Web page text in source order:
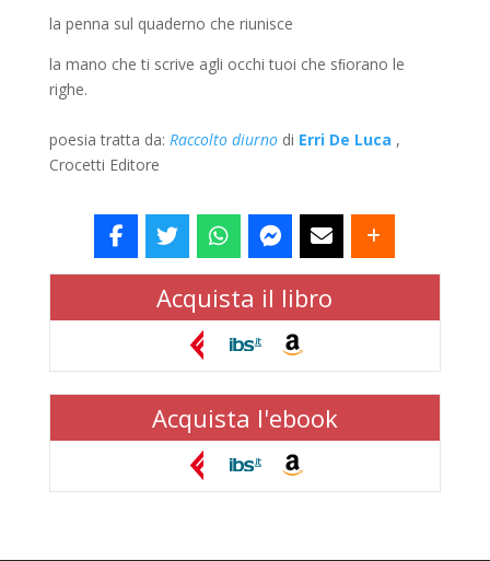
la penna sul quaderno che riunisce
la mano che ti scrive agli occhi tuoi che sﬁorano le
righe.
poesia tratta da: Raccolto diurnodi Erri De Luca ,
Crocetti Editore
Acquista il libro
Acquista l'ebook